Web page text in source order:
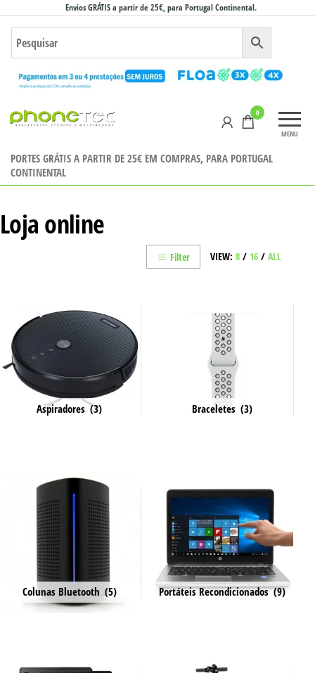
para
conteúdo
Envios GRÁTIS a partir de 25€, para Portugal Continental.
Online
MENU
0
PORTES GRÁTIS A PARTIR DE 25€ EM COMPRAS, PARA PORTUGAL
CONTINENTAL
Loja online
VIEW: 8 / 16 / ALL
Filter
Aspiradores(3) Braceletes (3)
Colunas Bluetooth (5) Portáteis Recondicionados(9)